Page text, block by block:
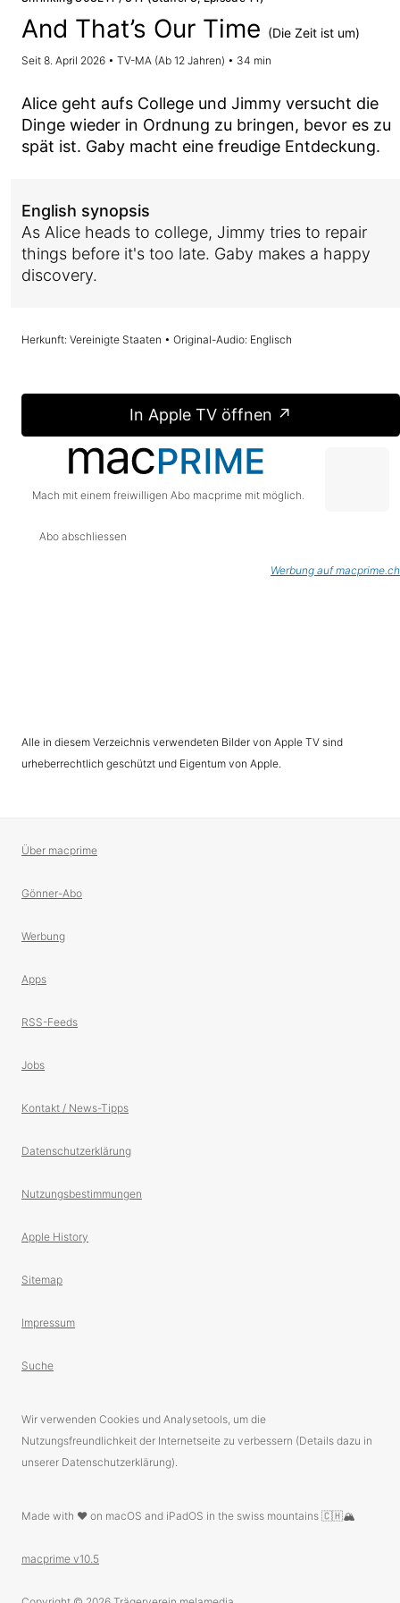
And That’s Our Time (Die Zeit ist um)
Seit 8. April 2026 • TV-MA (Ab 12 Jahren) • 34 min
Alice geht aufs College und Jimmy versucht die
Dinge wieder in Ordnung zu bringen, bevor es zu
spät ist. Gaby macht eine freudige Entdeckung.
English synopsis
As Alice heads to college, Jimmy tries to repair
things before it's too late. Gaby makes a happy
discovery.
Herkunft: Vereinigte Staaten • Original-Audio: Englisch
In Apple TV öffnen ↗
Mach mit einem freiwilligen Abo macprime mit möglich.
Abo abschliessen
Werbung auf macprime.ch
Alle in diesem Verzeichnis verwendeten Bilder von Apple TV sind
urheberrechtlich geschützt und Eigentum von Apple.
Über macprime
Gönner-Abo
Werbung
Apps
RSS-Feeds
Jobs
Kontakt / News-Tipps
Datenschutzerklärung
Nutzungsbestimmungen
Apple History
Sitemap
Impressum
Suche
Wir verwenden Cookies und Analysetools, um die
Nutzungsfreundlichkeit der Internetseite zu verbessern (Details dazu in
unserer Datenschutzerklärung).
Made with ❤️ on macOS and iPadOS in the swiss mountains 🇨🇭🏔
macprime v10.5